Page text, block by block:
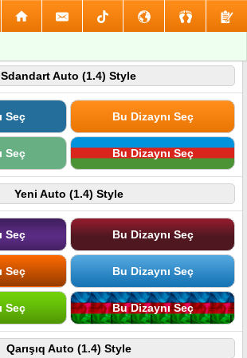
Sdandart Auto (1.4) Style
Seç Bu Dizaynı Seç
Seç Bu Dizaynı Seç
Yeni Auto (1.4) Style
Seç Bu Dizaynı Seç
Seç Bu Dizaynı Seç
Seç Bu Dizaynı Seç
Qarışıq Auto (1.4) Style